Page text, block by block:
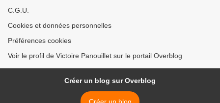
C.G.U.
Cookies et données personnelles
Préférences cookies
Voir le profil de Victoire Panouillet sur le portail Overblog
Créer un blog sur Overblog